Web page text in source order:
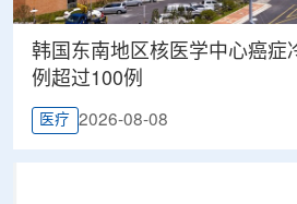
韩国东南地区核医学中心癌症
例超过100例
医疗 2026-08-08